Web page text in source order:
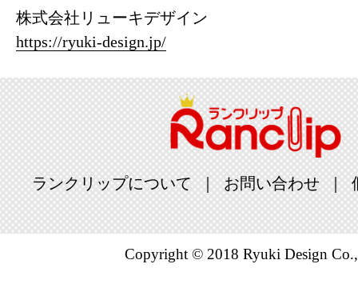
株式会社リューキデザイン
https://ryuki-design.jp/
ランクリップについて お問い合わせ
Copyright © 2018 Ryuki Design